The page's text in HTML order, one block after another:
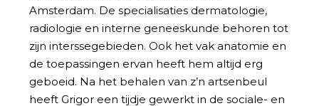
Amsterdam. De specialisaties dermatologie,
radiologie en interne geneeskunde behoren tot
zijn interssegebieden. Ook het vak anatomie en
de toepassingen ervan heeft hem altijd erg
geboeid. Na het behalen van z’n artsenbeul
heeft Grigor een tijdje gewerkt in de sociale- en